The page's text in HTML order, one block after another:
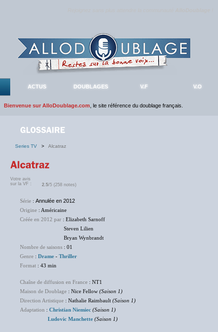
ACTUS DOUBLAGES V.F V.O
Bienvenue sur AlloDoublage.com , le site référence du doublage français.
Series TV > Alcatraz
Votre avis
sur la VF :
2.5/5 (258 notes)
Série : Annulée en 2012
Origine : Américaine
Créée en 2012 par : Elizabeth Sarnoff
Steven Lilien
Bryan Wynbrandt
Nombre de saisons : 01
Genre : Drame - Thriller
Format : 43 min
Chaîne de diffusion en France : NT1
Maison de Doublage : Nice Fellow (Saison 1)
Direction Artistique : Nathalie Raimbault (Saison 1)
Adaptation : Christian Niemiec (Saison 1)
Ludovic Manchette (Saison 1)